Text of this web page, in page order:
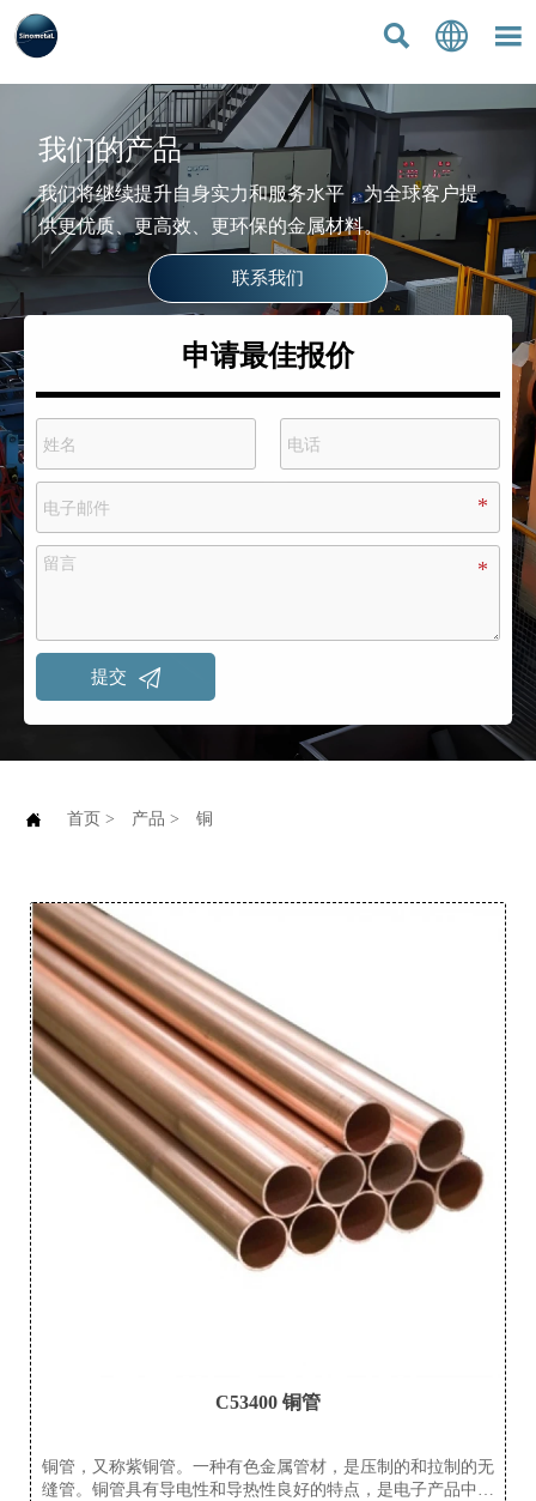
  
我们的产品
我们将继续提升自身实力和服务水平，为全球客户提
供更优质、更高效、更环保的金属材料。
联系我们
申请最佳报价
提交 
 首页 > 产品 > 铜
C53400 铜管
铜管，又称紫铜管。一种有色金属管材，是压制的和拉制的无
缝管。铜管具有导电性和导热性良好的特点，是电子产品中导